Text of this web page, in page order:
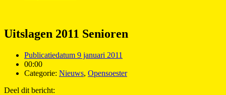
Uitslagen 2011 Senioren
Publicatiedatum 9 januari 2011
00:00
Categorie: Nieuws, Opensoester
Deel dit bericht: